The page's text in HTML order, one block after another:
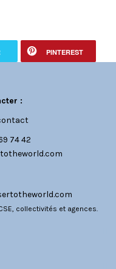
PINTEREST
:
74 42
collectivités et agences.